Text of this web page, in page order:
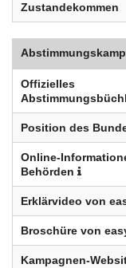
Zustandekommen
Offizielles
Position des
Online-
Behörden
Erklärvideo von
Broschüre von
Kampagnen-